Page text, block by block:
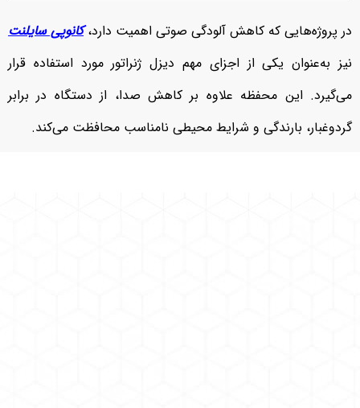
در پروژه‌هایی که کاهش آلودگی صوتی اهمیت دارد،کانوپی سایلنت
نیز به‌عنوان یکی از اجزای مهم دیزل ژنراتور مورد استفاده قرار
می‌گیرد. این محفظه علاوه بر کاهش صدا، از دستگاه در برابر
گردوغبار، بارندگی و شرایط محیطی نامناسب محافظت می‌کند.